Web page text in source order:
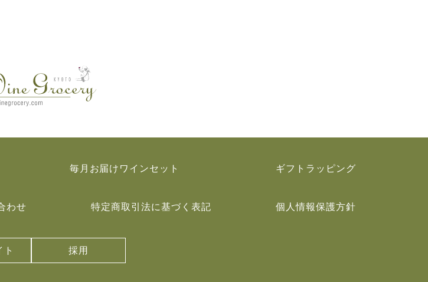
毎月お届けワインセット ギフトラッピング
わせ 特定商取引法に基づく表記 個人情報保護方針
ト 採用